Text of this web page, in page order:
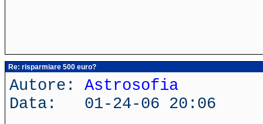
Re: risparmiare 500 euro?
Autore: Astrosofia
Data: 01-24-06 20:06